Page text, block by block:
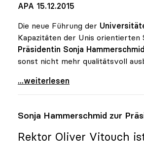
APA 15.12.2015
Die neue Führung der
Kapazitäten der Unis orientierten
Präsidentin Sonja Hammerschmid
sonst nicht mehr qualitätsvoll
Universitäten drängen weiter auf
...weiterlesen
Sonja Hammerschmid zur
Rektor Oliver Vitouch